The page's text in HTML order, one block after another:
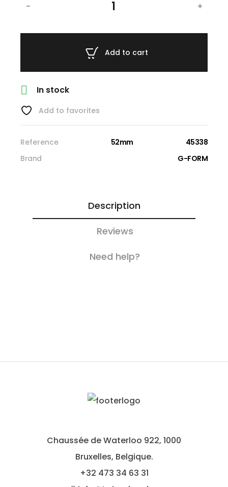
- +
Add to cart
 In stock
Add to favorites
Reference 52mm
45338
Brand
G-FORM
Description
Reviews
Need help?
Chaussée de Waterloo 922, 1000
Bruxelles, Belgique.
+32 473 34 63 31